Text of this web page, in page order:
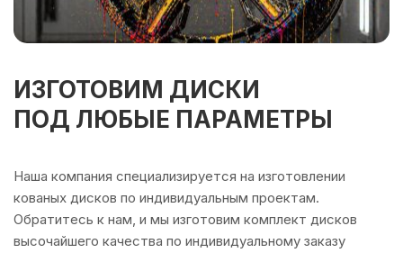
ИЗГОТОВИМ ДИСКИ
ПОД ЛЮБЫЕ ПАРАМЕТРЫ
Наша компания специализируется на изготовлении
кованых дисков по индивидуальным проектам.
Обратитесь к нам, и мы изготовим комплект дисков
высочайшего качества по индивидуальному заказу